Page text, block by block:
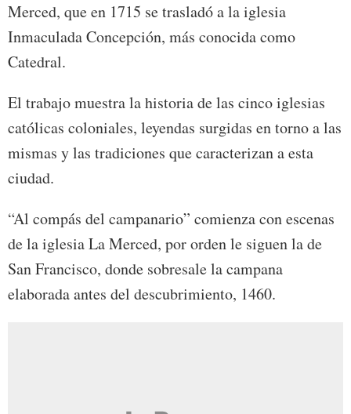
Merced, que en 1715 se trasladó a la iglesia
Inmaculada Concepción, más conocida como
Catedral.
El trabajo muestra la historia de las cinco iglesias
católicas coloniales, leyendas surgidas en torno a las
mismas y las tradiciones que caracterizan a esta
ciudad.
“Al compás del campanario” comienza con escenas
de la iglesia La Merced, por orden le siguen la de
San Francisco, donde sobresale la campana
elaborada antes del descubrimiento, 1460.